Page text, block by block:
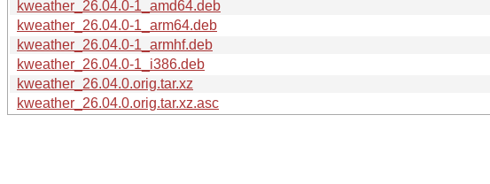
kweather_26.04.0-1_amd64.deb
kweather_26.04.0-1_arm64.deb
kweather_26.04.0-1_armhf.deb
kweather_26.04.0-1_i386.deb
kweather_26.04.0.orig.tar.xz
kweather_26.04.0.orig.tar.xz.asc